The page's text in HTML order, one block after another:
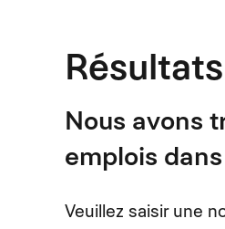
Nous avons
emplois
Veuillez saisir une